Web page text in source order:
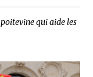
qui aide les